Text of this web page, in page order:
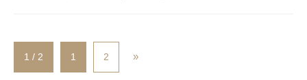
1 / 2 1 2 »